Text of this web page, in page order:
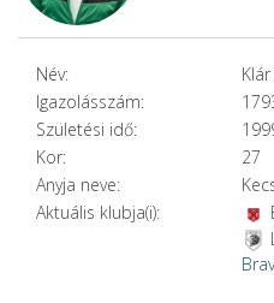
Név:
Igazolásszám:
Születési idő:
Kor:
27
Anyja neve:
Aktuális klubja(i):